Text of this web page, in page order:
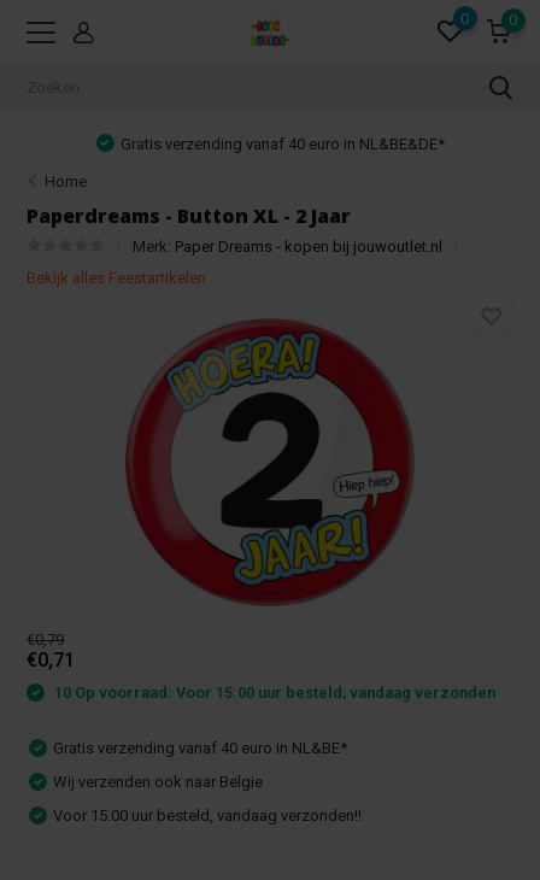
0 0
Gratis verzending vanaf 40 euro in NL&BE&DE*
Home
Paperdreams - Button XL - 2 Jaar
Merk: Paper Dreams - kopen bij jouwoutlet.nl
Bekijk alles Feestartikelen
€0,79
€0,71
10 Op voorraad: Voor 15:00 uur besteld, vandaag verzonden
Gratis verzending vanaf 40 euro in NL&BE*
Wij verzenden ook naar Belgie
Voor 15.00 uur besteld, vandaag verzonden!!